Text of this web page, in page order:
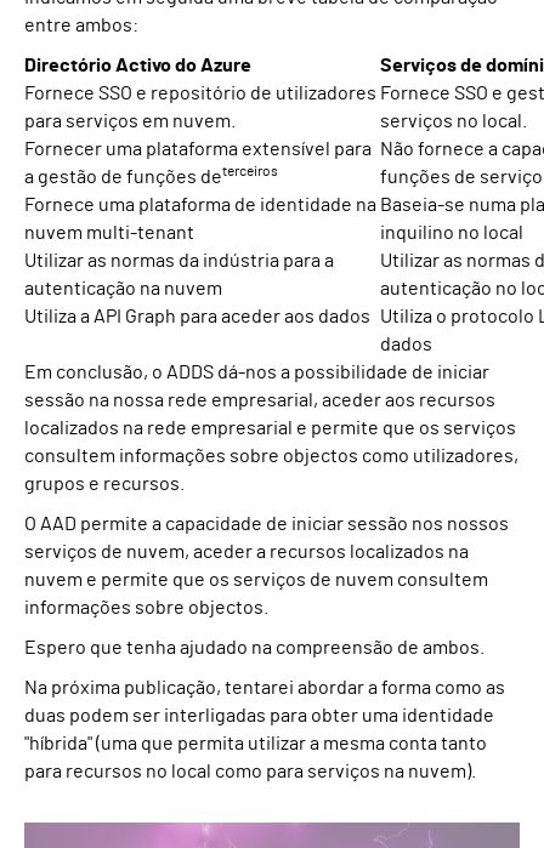
entre ambos:
Directório Activo do Azure
Serviços de
Fornece SSO e repositório de utilizadores
para serviços em nuvem.
Fornece SSO e
serviços no local.
Fornecer uma plataforma extensível para
a gestão de funções deterceiros
Não fornece a
funções de
Fornece uma plataforma de identidade na
nuvem multi-tenant
Baseia-se numa
inquilino no local
Utilizar as normas da indústria para a
autenticação na nuvem
Utilizar as normas
autenticação no
Utiliza a API Graph para aceder aos dados
Utiliza o protocolo
dados
Em conclusão, o ADDS dá-nos a possibilidade de iniciar
sessão na nossa rede empresarial, aceder aos recursos
localizados na rede empresarial e permite que os serviços
consultem informações sobre objectos como utilizadores,
grupos e recursos.
O AAD permite a capacidade de iniciar sessão nos nossos
serviços de nuvem, aceder a recursos localizados na
nuvem e permite que os serviços de nuvem consultem
informações sobre objectos.
Espero que tenha ajudado na compreensão de ambos.
Na próxima publicação, tentarei abordar a forma como as
duas podem ser interligadas para obter uma identidade
"híbrida" (uma que permita utilizar a mesma conta tanto
para recursos no local como para serviços na nuvem).